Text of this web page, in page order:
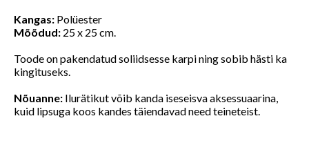
Kangas: Polüester
Mõõdud: 25 x 25 cm.
Toode on pakendatud soliidsesse karpi ning sobib hästi ka
kingituseks.
Nõuanne: Ilurätikut võib kanda iseseisva aksessuaarina,
kuid lipsuga koos kandes täiendavad need teineteist.